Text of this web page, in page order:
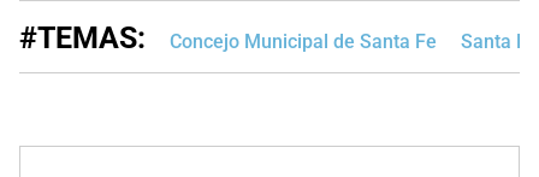
#TEMAS: Concejo Municipal de Santa Fe Santa